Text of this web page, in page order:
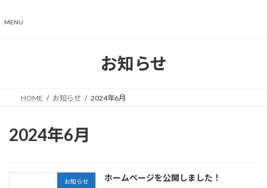
お知らせ
HOME お知らせ 2024年6月
2024年6月
お知らせ ホームページを公開しました！
MENU